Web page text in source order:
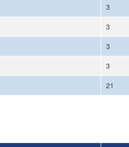
3
3
3
3
21